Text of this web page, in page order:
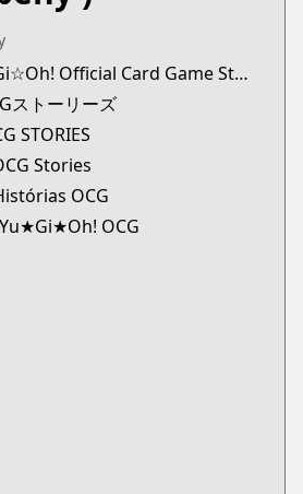
series/384244/list
synonyms:Yu☆Gi☆Oh! Official Card Game Stories
トーリーズ
STORIES
Stories
OCG
OCG